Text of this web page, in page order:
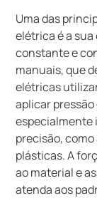
Uma das
elétrica é a
constante e
manuais, que
elétricas
aplicar
especialmente
precisão,
plásticas. A
ao material e
atenda aos